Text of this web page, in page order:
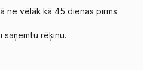
ne vēlāk kā 45 dienas pirms
saņemtu rēķinu.